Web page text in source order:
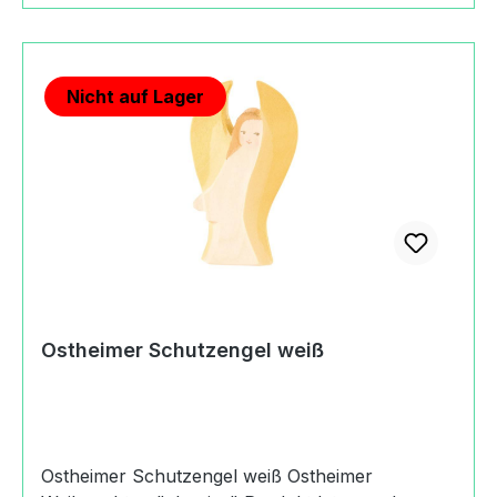
zum Hersteller (Informationspflichten zur GPSR
Produktsicherheitsverordnung) Margarete
Ostheimer GmbHBoschstraße73119 Zell u. A.,
(0)716494200kontakt@ostheimer.de
https://www.ostheimer.de
Nicht auf Lager
Ostheimer Schutzengel weiß
Ostheimer Schutzengel weiß Ostheimer